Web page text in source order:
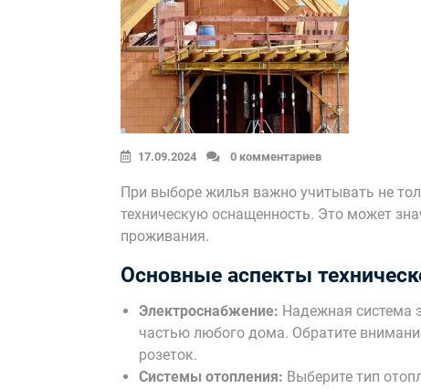
17.09.2024 0 комментариев
При выборе жилья важно учитывать не
техническую оснащенность. Это может
проживания.
Основные аспекты
Электроснабжение: Надежная система
частью любого дома. Обратите
розеток.
Системы отопления: Выберите тип